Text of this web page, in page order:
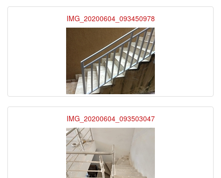
IMG_20200604_093450978
IMG_20200604_093503047